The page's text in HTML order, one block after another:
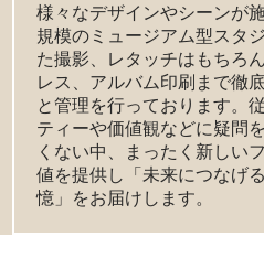
様々なデザインやシーンが
規模のミュージアム型スタ
た撮影、レタッチはもちろ
レス、アルバム印刷まで徹
と管理を行っております。
ティーや価値観などに疑問
くない中、まったく新しい
値を提供し「未来につなげ
憶」をお届けします。